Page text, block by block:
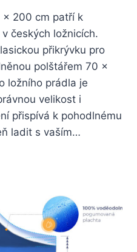
x 200 cm patří k
českých ložnicích.
přikrývku pro
polštářem 70 x
ložního prádla je
velikost i
přispívá k pohodlnému
ladit s vaším…